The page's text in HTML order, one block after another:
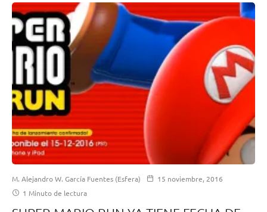
M. Alejandro W. García Fuentes (Esfera)
15 noviembre, 2016
1 Minuto de lectura